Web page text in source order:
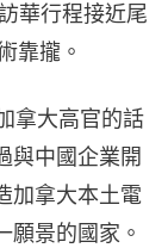
華行程接近尾
靠攏。
拿大高官的話
與中國企業開
加拿大本土電
願景的國家。